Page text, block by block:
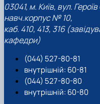
03041, м. Київ, вул.
навч.корпус № 10,
каб. 410, 413, 316
кафедри)
(044) 527-80-81
внутрішній: 60-81
(044) 527-80-80
внутрішній: 60-80